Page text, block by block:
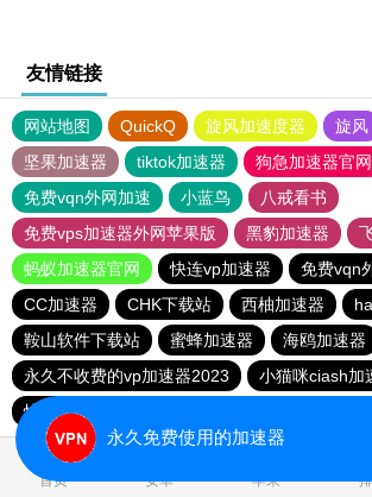
友情链接
网站地图 QuickQ 旋风加速度器 旋风
坚果加速器
tiktok加速器
狗急加速器官网
免费vqn外网加速
小蓝鸟
八戒看书
免费vps加速器外网苹果版
黑豹加速器
蚂蚁加速器官网
快连vp加速器 免费vqn
CC加速器
CHK下载站 西柚加速器
鞍山软件下载站
蜜蜂加速器 海鸥加速器
永久不收费的vp加速器2023
小猫咪ciash加
快喵vpv加速器
首页 安卓 苹果
永久免费使用的加速器